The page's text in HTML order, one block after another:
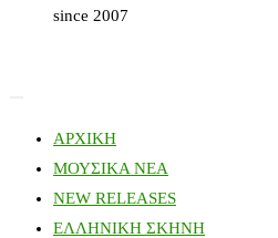
since 2007
ΑΡΧΙΚΗ
ΜΟΥΣΙΚΑ ΝΕΑ
NEW RELEASES
ΕΛΛΗΝΙΚΗ ΣΚΗΝΗ